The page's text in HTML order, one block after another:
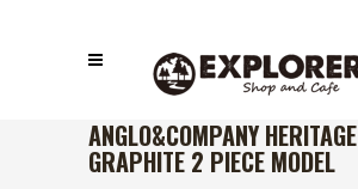
ANGLO&COMPANY HERITAGE
GRAPHITE 2 PIECE MODEL